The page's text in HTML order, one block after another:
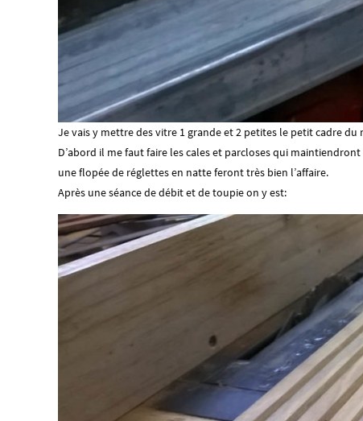
Je vais y mettre des vitre 1 grande et 2 petites le petit cadre
D’abord il me faut faire les cales et parcloses qui
une flopée de réglettes en natte feront très bien l’affaire.
Après une séance de débit et de toupie on y est: